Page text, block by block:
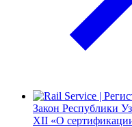
Закон Республики
XII «О